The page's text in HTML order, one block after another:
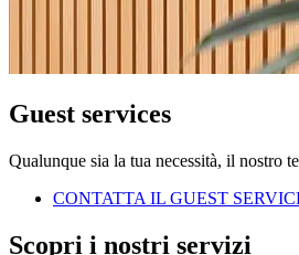
Guest services
Qualunque sia la tua necessità, il nostro
CONTATTA IL GUEST
Scopri i nostri servizi